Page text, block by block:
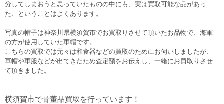
分してしまおうと思っていたものの中にも、実は買取可能な品があっ
た、ということはよくあります。
写真の帽子は神奈川県横須賀市でお買取りさせて頂いたお品物で、海軍
の方が使用していた軍帽です。
こちらの買取では元々は和食器などの買取のためにお伺いしましたが、
軍帽や軍服などが出てきたため査定額をお伝えし、一緒にお買取りさせ
て頂きました。
横須賀市で骨董品買取を行っています！